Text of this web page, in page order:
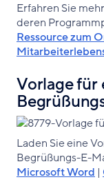
Erfahren Sie
deren
Ressource zum
Vorlage für
Laden Sie eine
Begrüßungs-E-
Microsoft Word |